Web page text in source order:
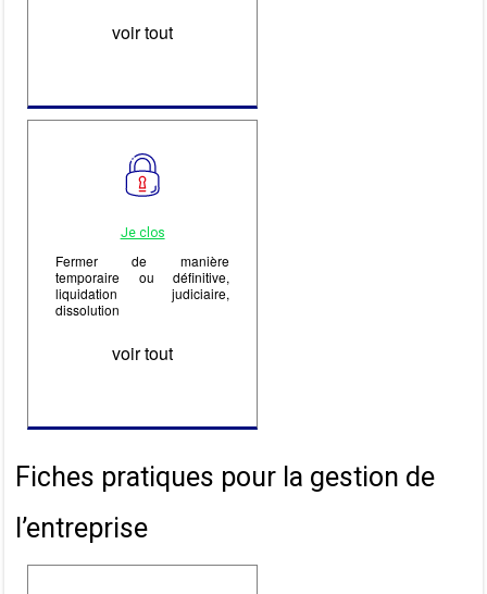
voir tout
Je clos
Fermer de manière
temporaire ou définitive,
liquidation judiciaire,
dissolution
voir tout
Fiches pratiques pour la gestion de
l’entreprise